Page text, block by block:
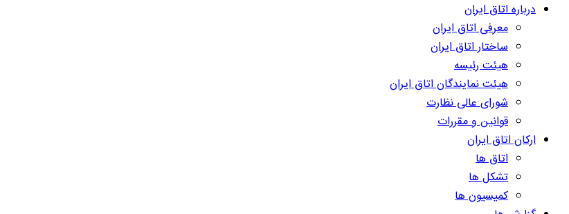
درباره اتاق ایران
معرفی اتاق ایران
ساختار اتاق ایران
هیئت رئیسه
هیئت نمایندگان اتاق ایران
شورای عالی نظارت
قوانین و مقررات
ارکان اتاق ایران
اتاق ها
تشکل ها
کمیسیون ها